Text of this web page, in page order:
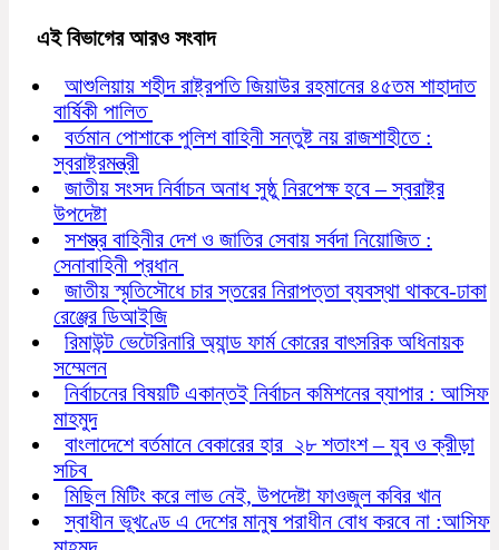
এই বিভাগের আরও সংবাদ
আশুলিয়ায় শহীদ রাষ্ট্রপতি জিয়াউর রহমানের ৪৫তম শাহাদাত
বার্ষিকী পালিত
বর্তমান পোশাকে পুলিশ বাহিনী সন্তুষ্ট নয় রাজশাহীতে :
স্বরাষ্ট্রমন্ত্রী
জাতীয় সংসদ নির্বাচন অনাধ সুষ্ঠু নিরপেক্ষ হবে – স্বরাষ্ট্র
উপদেষ্টা
সশস্ত্র বাহিনীর দেশ ও জাতির সেবায় সর্বদা নিয়োজিত :
সেনাবাহিনী প্রধান
জাতীয় স্মৃতিসৌধে চার স্তরের নিরাপত্তা ব্যবস্থা থাকবে-ঢাকা
রেঞ্জের ডিআইজি
রিমাউন্ট ভেটেরিনারি অ্যান্ড ফার্ম কোরের বাৎসরিক অধিনায়ক
সম্মেলন
নির্বাচনের বিষয়টি একান্তই নির্বাচন কমিশনের ব্যাপার : আসিফ
মাহমুদ
বাংলাদেশে বর্তমানে বেকারের হার ২৮ শতাংশ – যুব ও ক্রীড়া
সচিব
মিছিল মিটিং করে লাভ নেই, উপদেষ্টা ফাওজুল কবির খান
স্বাধীন ভূখণ্ডে এ দেশের মানুষ পরাধীন বোধ করবে না :আসিফ